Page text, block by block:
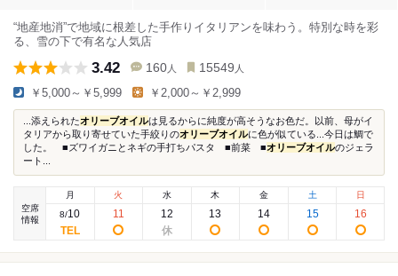
“地産地消”で地域に根差した手作りイタリアンを味わう。特別な時を彩
る、雪の下で有名な人気店
3.42 160 人 15549 人
￥5,000～￥5,999 ￥2,000～￥2,999
...添えられたオリーブオイルは見るからに純度が高そうなお色だ。以前、母がイ
タリアから取り寄せていた手絞りのオリーブオイルに色が似ている...今日は鯛で
した。 ■ズワイガニとネギの手打ちパスタ ■前菜 ■オリーブオイルのジェラ
ート...
空席
情報
月
8/10
火
11
水
12
木
13
金
14
土
15
日
16